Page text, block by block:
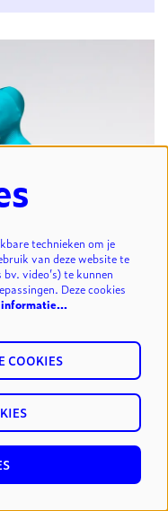
technieken om je
van deze website te
video’s) te kunnen
Deze cookies
informatie…
COOKIES